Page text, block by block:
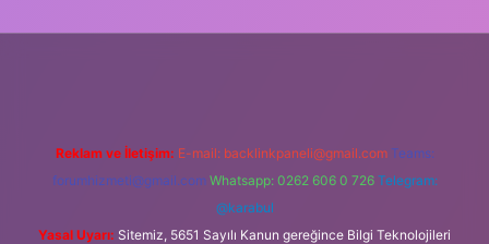
Reklam ve İletişim: E-mail: backlinkpaneli@gmail.com Teams:
forumhizmeti@gmail.com Whatsapp: 0262 606 0 726 Telegram:
@karabul
Yasal Uyarı: Sitemiz, 5651 Sayılı Kanun gereğince Bilgi Teknolojileri